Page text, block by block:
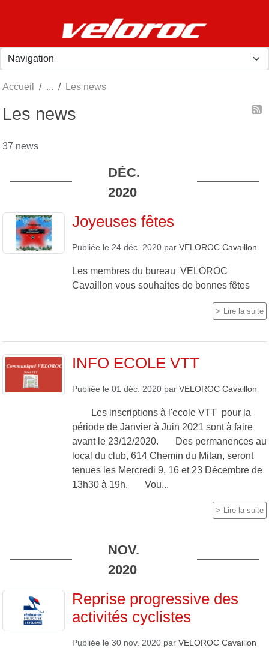
Accueil Les news
Les news
37 news
DÉC.
2020
Joyeuses fêtes
Publiée le 24 déc. 2020 par VELOROC Cavaillon
Les membres du bureau VELOROC
Cavaillon vous souhaites de bonnes fêtes
Lire la suite
INFO ECOLE VTT
Publiée le 01 déc. 2020 par VELOROC Cavaillon
Les inscriptions à l'ecole VTT pour la
période de Janvier à Juin 2021 sont à faire
avant le 23/12/2020. Des permanences au
local du club, 614 Chemin du Mitan, seront
tenues les Mercredi 9, 16 et 23 Décembre de
13h30 à 19h. Vou...
Lire la suite
NOV.
2020
Reprise progressive des
activités cyclistes
Publiée le 30 nov. 2020 par VELOROC Cavaillon